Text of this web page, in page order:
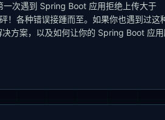
次遇到 Spring Boot 应用拒绝上传大于
各种错误接踵而至。如果你也遇到过这
方案，以及如何让你的 Spring Boot 应